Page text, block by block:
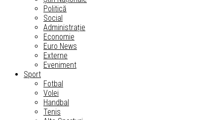
Politică
Social
Administrație
Economie
Euro News
Externe
Eveniment
Sport
Fotbal
Volei
Handbal
Tenis